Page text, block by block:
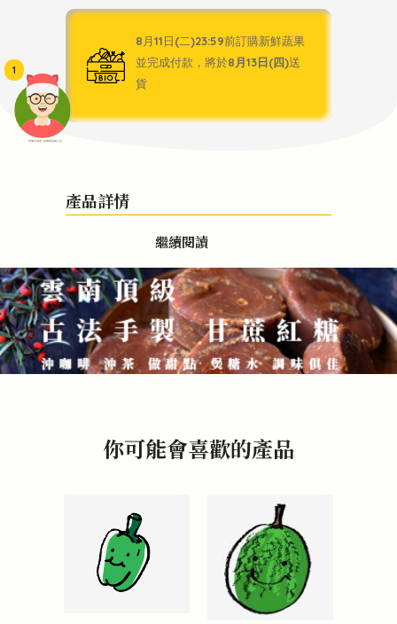
頭像生成器: 快樂家庭網上店
1
8月11日(二)23:59前訂購新鮮蔬果
並完成付款，將於8月13日(四)送
貨
產品詳情
繼續閱讀
你可能會喜歡的產品